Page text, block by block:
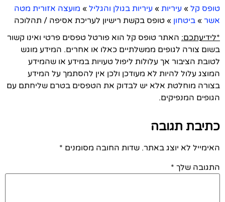
טופס קל » עיריות » עיריות בגולן והגליל » מועצה אזורית מטה
אשר » ביטחון » טופס בקשת רישיון לעריכת אסיפה / תהלוכה
*לידיעתכם: האתר טופס קל הוא פורטל טפסים פרטי ואינו קשור
בשום צורה לגופים ממשלתיים כאלו או אחרים. המידע מוגש
לטובת הציבור אך עלולות ליפול טעויות במידע או שהמידע
המוצג עלול להיות לא מעודכן ולכן אין להסתמך על המידע
בצורה מוחלטת אלא יש לבדוק את הטפסים בטרם שליחתם עם
הגופים המנפיקים.
כתיבת תגובה
האימייל לא יוצג באתר. שדות החובה מסומנים *
התגובה שלך *